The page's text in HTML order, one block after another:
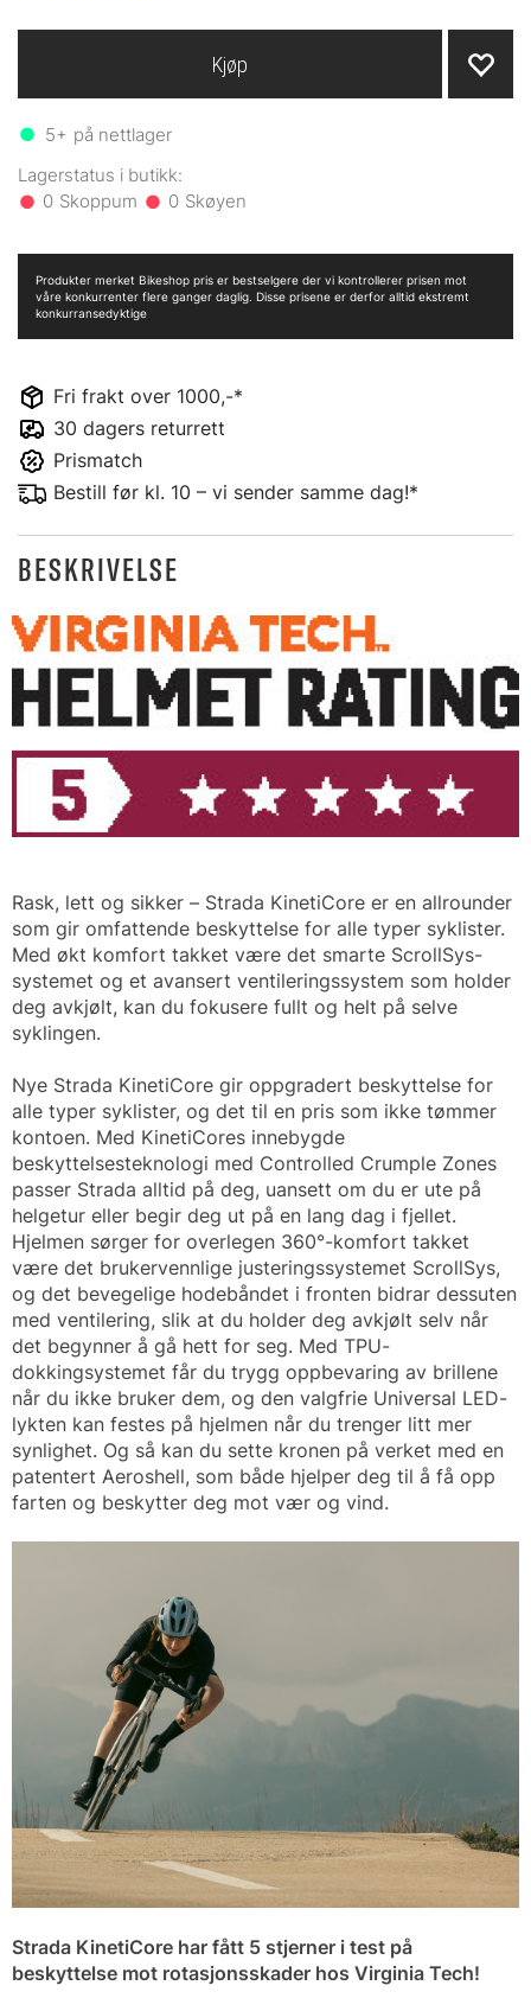
5+ på nettlager
0 0
Kjøp
Fri frakt over 1000,-*
30 dagers returrett
Prismatch
Bestill før kl. 10 – vi sender samme dag!*
Produkter merket Bikeshop pris er bestselgere der vi kontrollerer prisen mot
våre konkurrenter flere ganger daglig. Disse prisene er derfor alltid ekstremt
konkurransedyktige
BESKRIVELSE
Rask, lett og sikker – Strada KinetiCore er en allrounder
som gir omfattende beskyttelse for alle typer syklister.
Med økt komfort takket være det smarte ScrollSys-
systemet og et avansert ventileringssystem som holder
deg avkjølt, kan du fokusere fullt og helt på selve
syklingen.
Nye Strada KinetiCore gir oppgradert beskyttelse for
alle typer syklister, og det til en pris som ikke tømmer
kontoen. Med KinetiCores innebygde
beskyttelsesteknologi med Controlled Crumple Zones
passer Strada alltid på deg, uansett om du er ute på
helgetur eller begir deg ut på en lang dag i fjellet.
Hjelmen sørger for overlegen 360°-komfort takket
være det brukervennlige justeringssystemet ScrollSys,
og det bevegelige hodebåndet i fronten bidrar dessuten
med ventilering, slik at du holder deg avkjølt selv når
det begynner å gå hett for seg. Med TPU-
dokkingsystemet får du trygg oppbevaring av brillene
når du ikke bruker dem, og den valgfrie Universal LED-
lykten kan festes på hjelmen når du trenger litt mer
synlighet. Og så kan du sette kronen på verket med en
patentert Aeroshell, som både hjelper deg til å få opp
farten og beskytter deg mot vær og vind.
Strada KinetiCore har fått 5 stjerner i test på
beskyttelse mot rotasjonsskader hos Virginia Tech!